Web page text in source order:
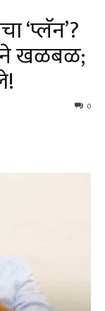
‘प्लॅन’?
खळबळ;
0